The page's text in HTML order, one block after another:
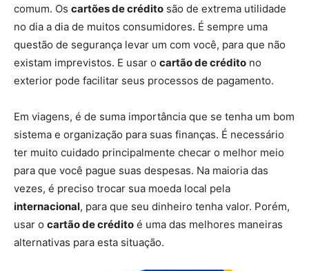
comum. Os cartões de crédito são de extrema utilidade
no dia a dia de muitos consumidores. É sempre uma
questão de segurança levar um com você, para que não
existam imprevistos. E usar o cartão de crédito no
exterior pode facilitar seus processos de pagamento.
Em viagens, é de suma importância que se tenha um bom
sistema e organização para suas finanças. É necessário
ter muito cuidado principalmente checar o melhor meio
para que você pague suas despesas. Na maioria das
vezes, é preciso trocar sua moeda local pela
internacional, para que seu dinheiro tenha valor. Porém,
usar o cartão de crédito é uma das melhores maneiras
alternativas para esta situação.